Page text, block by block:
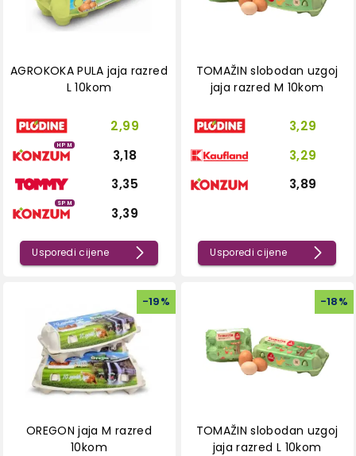
AGROKOKA PULA jaja razred
L 10kom
2,99
HPM
3,18
3,35
SPM
3,39
Usporedi cijene
TOMAŽIN slobodan uzgoj
jaja razred M 10kom
3,29
3,29
3,89
Usporedi cijene
-19%
OREGON jaja M razred
10kom
-18%
TOMAŽIN slobodan uzgoj
jaja razred L 10kom